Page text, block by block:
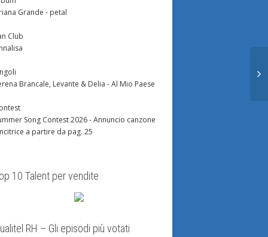
Grande - petal
Club
Brancale, Levante & Delia - Al Mio Paese
Song Contest 2026 - Annuncio canzone
a partire da pag. 25
10 Talent per vendite
RH – Gli episodi più votati